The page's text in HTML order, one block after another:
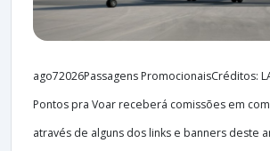
ago72026Passagens PromocionaisCréditos:
Pontos pra Voar receberá comissões em
através de alguns dos links e banners deste